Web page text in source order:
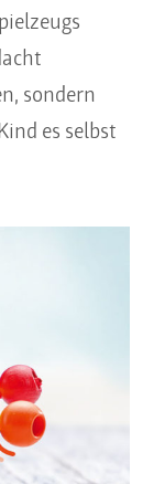
sondern
es selbst